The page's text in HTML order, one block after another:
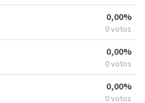
0,00%
0 votos
0,00%
0 votos
0,00%
0 votos